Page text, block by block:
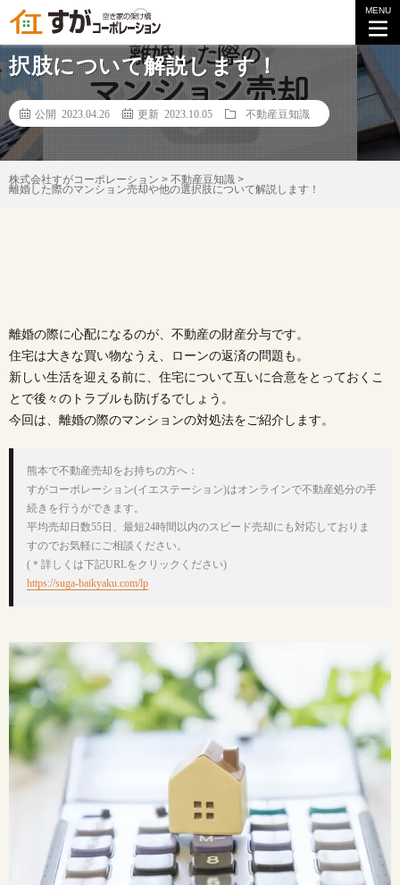
MENU
離婚した際のマンション売却や他の選
択肢について解説します！
公開 2023.04.26 更新 2023.10.05 不動産豆知識
株式会社すがコーポレーション > 不動産豆知識 >
離婚した際のマンション売却や他の選択肢について解説します！
離婚の際に心配になるのが、不動産の財産分与です。
住宅は大きな買い物なうえ、ローンの返済の問題も。
新しい生活を迎える前に、住宅について互いに合意をとっておくこ
とで後々のトラブルも防げるでしょう。
今回は、離婚の際のマンションの対処法をご紹介します。
熊本で不動産売却をお持ちの方へ：
すがコーポレーション(イエステーション)はオンラインで不動産処分の手
続きを行うができます。
平均売却日数55日、最短24時間以内のスピード売却にも対応しておりま
すのでお気軽にご相談ください。